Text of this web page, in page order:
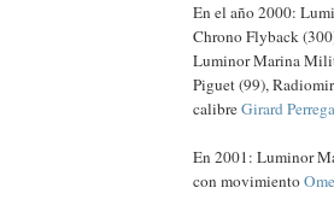
En el año 2000:
Chrono Flyback
Luminor Marina
Piguet (99),
calibreGirard
En 2001: Luminor
con movimiento